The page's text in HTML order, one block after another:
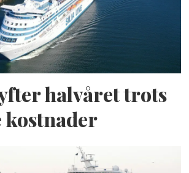
halvåret trots
kostnader